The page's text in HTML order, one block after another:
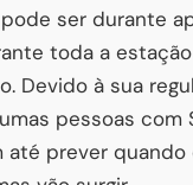
ser durante
toda a
Devido à sua
pessoas com
até prever quando